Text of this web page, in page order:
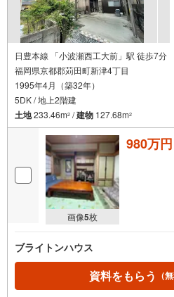
日豊本線 「小波瀬西工大前」駅 徒歩7分
福岡県京都郡苅田町新津4丁目
1995年4月（築32年）
5DK / 地上2階建
土地233.46m2 /建物 127.68m2
画像5枚
980万円
ブライトンハウス
資料をもらう （